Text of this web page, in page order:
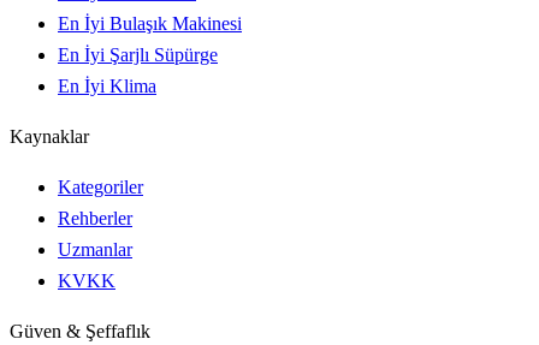
En İyi Bulaşık Makinesi
En İyi Şarjlı Süpürge
En İyi Klima
Kaynaklar
Kategoriler
Rehberler
Uzmanlar
KVKK
Güven & Şeffaflık